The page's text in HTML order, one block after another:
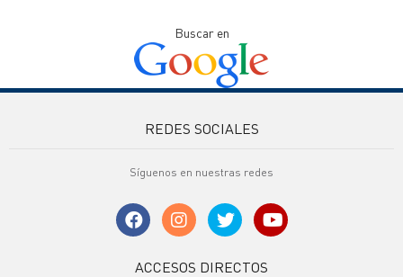
Buscar en
REDES SOCIALES
Síguenos en nuestras redes
ACCESOS DIRECTOS